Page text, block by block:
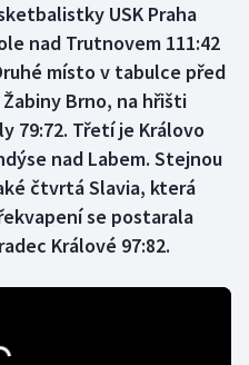
USK Praha
nad Trutnovem 111:42
místo v tabulce před
Brno, na hřišti
79:72. Třetí je Královo
nad Labem. Stejnou
čtvrtá Slavia, která
se postarala
Králové 97:82.